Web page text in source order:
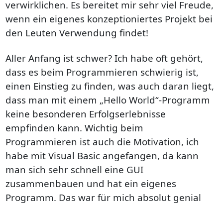
verwirklichen. Es bereitet mir sehr viel Freude,
wenn ein eigenes konzeptioniertes Projekt bei
den Leuten Verwendung findet!
Aller Anfang ist schwer? Ich habe oft gehört,
dass es beim Programmieren schwierig ist,
einen Einstieg zu finden, was auch daran liegt,
dass man mit einem „Hello World“-Programm
keine besonderen Erfolgserlebnisse
empfinden kann. Wichtig beim
Programmieren ist auch die Motivation, ich
habe mit Visual Basic angefangen, da kann
man sich sehr schnell eine GUI
zusammenbauen und hat ein eigenes
Programm. Das war für mich absolut genial